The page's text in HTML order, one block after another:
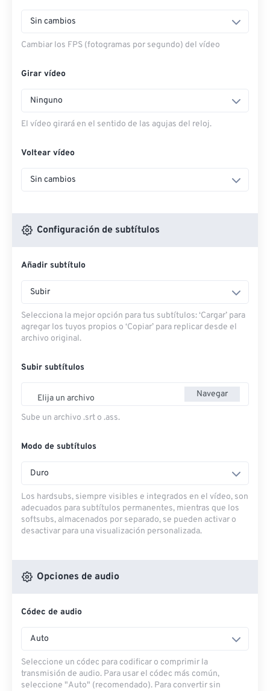
Sin cambios
Cambiar los FPS (fotogramas por segundo) del vídeo
Girar vídeo
Ninguno
El vídeo girará en el sentido de las agujas del reloj.
Voltear vídeo
Sin cambios
Configuración de subtítulos
Añadir subtítulo
Subir
Selecciona la mejor opción para tus subtítulos: ‘Cargar’ para
agregar los tuyos propios o ‘Copiar’ para replicar desde el
archivo original.
Subir subtítulos
Elija un archivo Navegar
Sube un archivo .srt o .ass.
Modo de subtítulos
Duro
Los hardsubs, siempre visibles e integrados en el vídeo, son
adecuados para subtítulos permanentes, mientras que los
softsubs, almacenados por separado, se pueden activar o
desactivar para una visualización personalizada.
Opciones de audio
Códec de audio
Auto
Seleccione un códec para codificar o comprimir la
transmisión de audio. Para usar el códec más común,
seleccione "Auto" (recomendado). Para convertir sin